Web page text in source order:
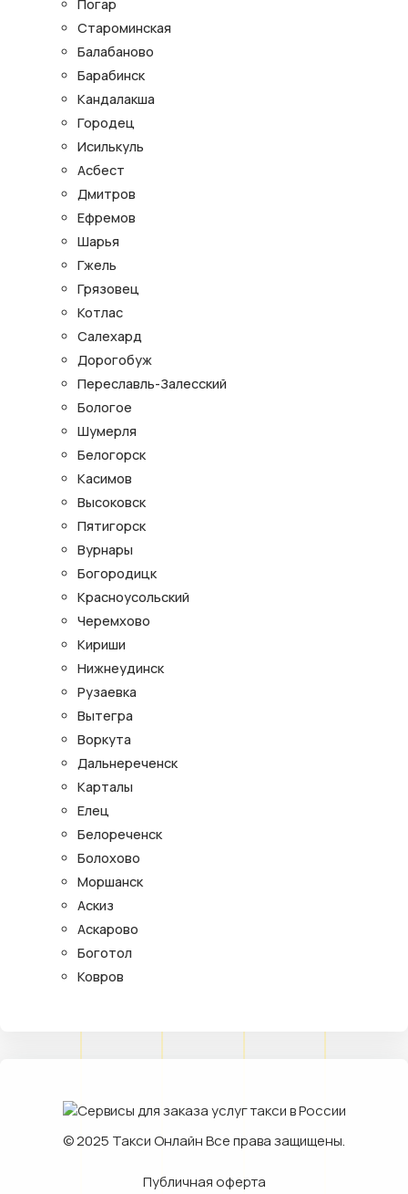
Погар
Староминская
Балабаново
Барабинск
Кандалакша
Городец
Исилькуль
Асбест
Дмитров
Ефремов
Шарья
Гжель
Грязовец
Котлас
Салехард
Дорогобуж
Переславль-Залесский
Бологое
Шумерля
Белогорск
Касимов
Высоковск
Пятигорск
Вурнары
Богородицк
Красноусольский
Черемхово
Кириши
Нижнеудинск
Рузаевка
Вытегра
Воркута
Дальнереченск
Карталы
Елец
Белореченск
Болохово
Моршанск
Аскиз
Аскарово
Боготол
Ковров
© 2025 Такси ОнлайнВсе права защищены.
Публичная оферта